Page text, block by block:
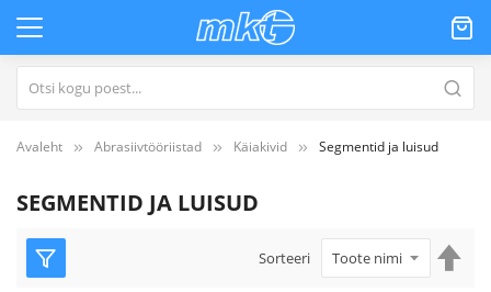
Avaleht Abrasiivtööriistad Käiakivid Segmentid ja luisud
SEGMENTID JA LUISUD
Sorteeri